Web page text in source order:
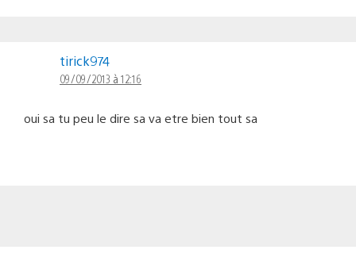
tirick974
09/09/2013 à 12:16
oui sa tu peu le dire sa va etre bien tout sa